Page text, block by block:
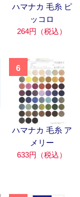
ハマナカ 毛糸 ピ
ッコロ
264円（税込）
6
ハマナカ 毛糸 ア
メリー
633円（税込）